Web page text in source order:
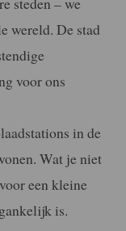
wereld. De stad
voor ons
in de
Wat je niet
een kleine
is.